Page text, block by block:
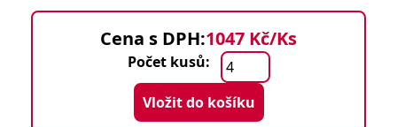
Cena s DPH:1047 Kč/Ks
Počet kusů:
Vložit do košíku